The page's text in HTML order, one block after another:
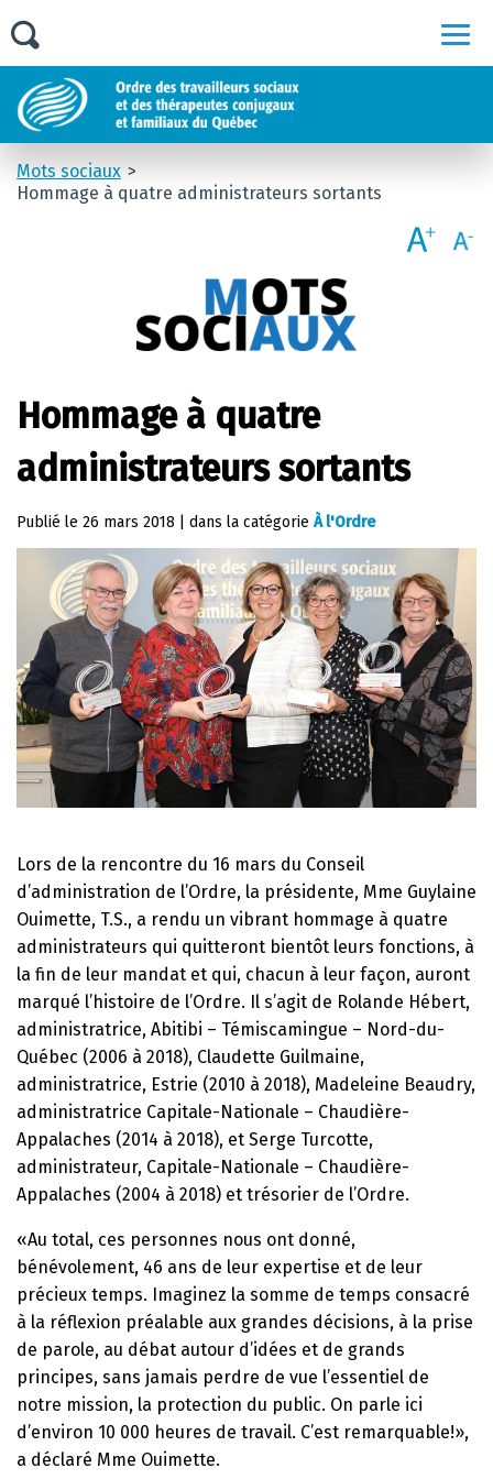
Mots sociaux
Hommage à quatre administrateurs sortants
Hommage à quatre
administrateurs sortants
Publié le 26 mars 2018 dans la catégorie À l'Ordre
Lors de la rencontre du 16 mars du Conseil
d’administration de l’Ordre, la présidente, Mme Guylaine
Ouimette, T.S., a rendu un vibrant hommage à quatre
administrateurs qui quitteront bientôt leurs fonctions, à
la fin de leur mandat et qui, chacun à leur façon, auront
marqué l’histoire de l’Ordre. Il s’agit de Rolande Hébert,
administratrice, Abitibi – Témiscamingue – Nord-du-
Québec (2006 à 2018), Claudette Guilmaine,
administratrice, Estrie (2010 à 2018), Madeleine Beaudry,
administratrice Capitale-Nationale – Chaudière-
Appalaches (2014 à 2018), et Serge Turcotte,
administrateur, Capitale-Nationale – Chaudière-
Appalaches (2004 à 2018) et trésorier de l’Ordre.
«Au total, ces personnes nous ont donné,
bénévolement, 46 ans de leur expertise et de leur
précieux temps. Imaginez la somme de temps consacré
à la réflexion préalable aux grandes décisions, à la prise
de parole, au débat autour d’idées et de grands
principes, sans jamais perdre de vue l’essentiel de
notre mission, la protection du public. On parle ici
d’environ 10 000 heures de travail. C’est remarquable!»,
a déclaré Mme Ouimette.